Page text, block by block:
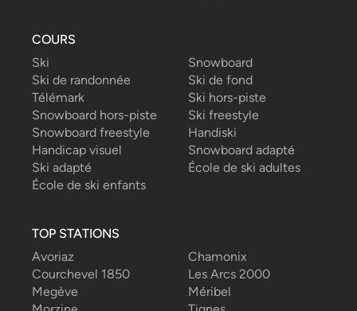
COURS
Ski
Snowboard
Ski de randonnée
Ski de fond
Télémark
Ski hors-piste
Snowboard hors-piste
Ski freestyle
Snowboard freestyle
Handiski
Handicap visuel
Snowboard adapté
Ski adapté
École de ski adultes
École de ski enfants
TOP STATIONS
Avoriaz
Chamonix
Courchevel 1850
Les Arcs 2000
Megève
Méribel